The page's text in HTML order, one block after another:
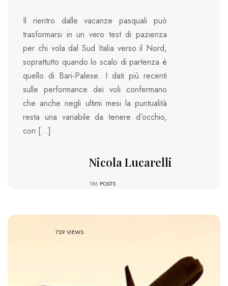
Il rientro dalle vacanze pasquali può
trasformarsi in un vero test di pazienza
per chi vola dal Sud Italia verso il Nord ,
soprattutto quando lo scalo di partenza è
quello di Bari‑Palese. I dati più recenti
sulle performance dei voli confermano
che anche negli ultimi mesi la puntualità
resta una variabile da tenere d’occhio,
con […]
Nicola Lucarelli
186 POSTS
729 VIEWS